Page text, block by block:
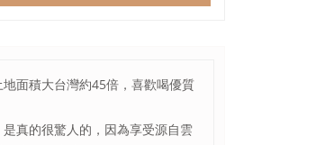
面積大台灣約45倍，喜歡喝優質
真的很驚人的，因為享受源自雲